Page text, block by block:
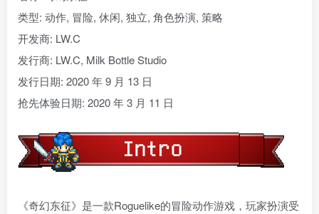
类型: 动作, 冒险, 休闲, 独立, 角色扮演, 策略
开发商: LW.C
发行商: LW.C, Milk Bottle Studio
发行日期: 2020 年 9 月 13 日
抢先体验日期: 2020 年 3 月 11 日
《奇幻东征》是一款Roguelike的冒险动作游戏，玩家扮演受